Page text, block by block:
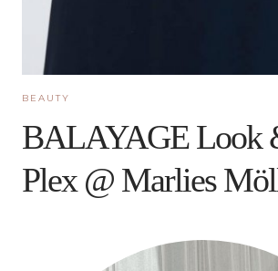
BEAUTY
BALAYAGE Look
Plex @ Marlies